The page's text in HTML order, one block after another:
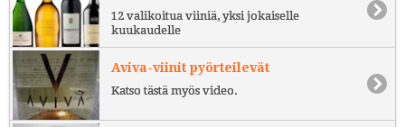
12 valikoitua viiniä, yksi jokaiselle
kuukaudelle
Aviva-viinit pyörteilevät
Katso tästä myös video.